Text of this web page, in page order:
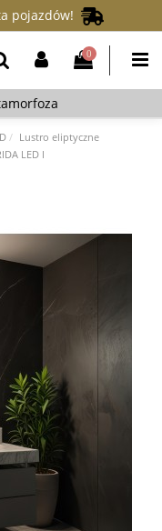
pojazdów!
0
Lustro eliptyczne
LED I